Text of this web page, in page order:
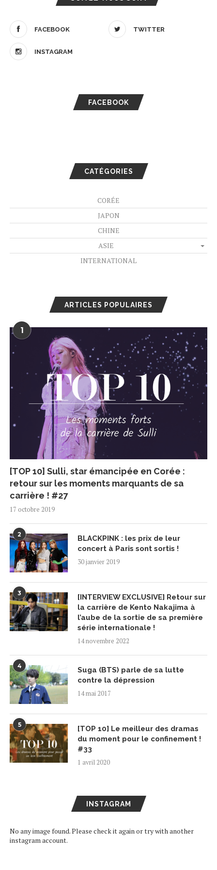
FACEBOOK TWITTER
INSTAGRAM
FACEBOOK
CATÉGORIES
CORÉE
JAPON
CHINE
ASIE
INTERNATIONAL
ARTICLES POPULAIRES
1
[TOP 10] Sulli, star émancipée en Corée :
retour sur les moments marquants de sa
carrière ! #27
17 octobre 2019
2
BLACKPINK : les prix de leur
concert à Paris sont sortis !
30 janvier 2019
3
[INTERVIEW EXCLUSIVE] Retour sur
la carrière de Kento Nakajima à
l’aube de la sortie de sa première
série internationale !
14 novembre 2022
4
Suga (BTS) parle de sa lutte
contre la dépression
14 mai 2017
5
[TOP 10] Le meilleur des dramas
du moment pour le confinement !
#33
1 avril 2020
INSTAGRAM
No any image found. Please check it again or try with another
instagram account.